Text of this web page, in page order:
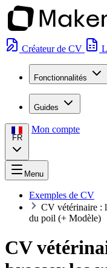
Créateur de CV
Fonctionnalités
Guides
FR
Mon compte
Menu
Exemples de CV
CV vétérinaire :
du poil (+ Modèle)
CV